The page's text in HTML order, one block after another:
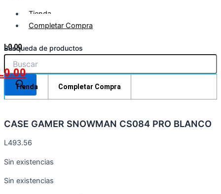
Tienda
Completar Compra
L0.00
Búsqueda de productos
0.00
Tienda Completar Compra
CASE GAMER SNOWMAN CS084 PRO BLANCO
L493.56
Sin existencias
Sin existencias